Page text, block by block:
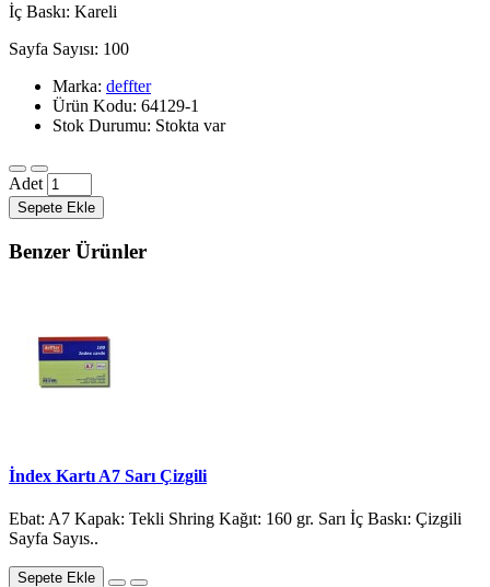
İç Baskı: Kareli
Sayfa Sayısı: 100
Marka: deffter
Ürün Kodu: 64129-1
Stok Durumu: Stokta var
Adet
Sepete Ekle
Benzer Ürünler
İndex Kartı A7 Sarı Çizgili
Ebat: A7 Kapak: Tekli Shring Kağıt: 160 gr. Sarı İç Baskı: Çizgili
Sayfa Sayıs..
Sepete Ekle